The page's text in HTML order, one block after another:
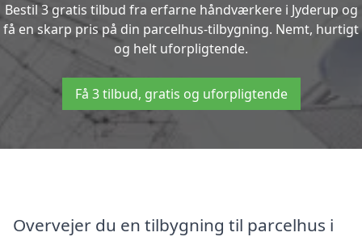
Bestil 3 gratis tilbud fra erfarne håndværkere i Jyderup og
få en skarp pris på din parcelhus-tilbygning. Nemt, hurtigt
og helt uforpligtende.
Få 3 tilbud, gratis og uforpligtende
Overvejer du en tilbygning til parcelhus i